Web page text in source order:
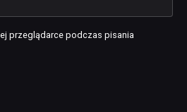
przeglądarce podczas pisania